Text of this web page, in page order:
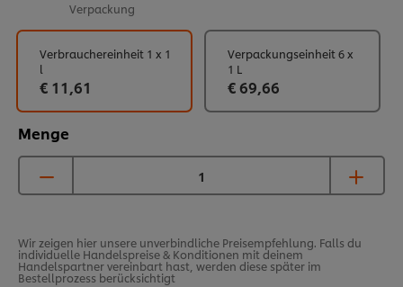
Verpackung
Menge
Verbrauchereinheit 1 x 1
l
€ 11,61
Verpackungseinheit 6 x
1 L
€ 69,66
Wir zeigen hier unsere unverbindliche Preisempfehlung. Falls du
individuelle Handelspreise & Konditionen mit deinem
Handelspartner vereinbart hast, werden diese später im
Bestellprozess berücksichtigt